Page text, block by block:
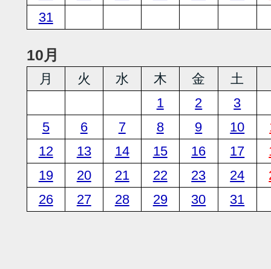
31
10月
月 火 水 木 金 土
1
2
3
5
6 7 8 9 10
12
13 14 15 16 17
19
20 21 22 23 24
26
27 28 29 30 31